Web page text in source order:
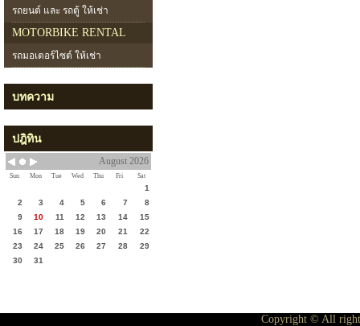
รถยนต์ และ รถตู้ ให้เช่า
MOTORBIKE RENTAL
รถมอเตอร์ไซต์ ให้เช่า
บทความ
ปฎิทิน
August 2026
Sun Mon Tue Wed Thu Fri Sat
1
2
3 4 5 6 7
8
9
10 11 12 13 14
15
16
17 18 19 20 21
22
23
24 25 26 27 28
29
30
31
Copyright © All